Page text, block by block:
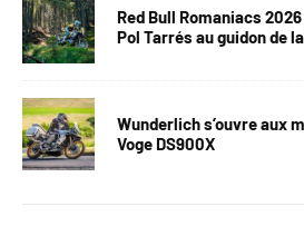
Red Bull Romaniacs
Pol Tarrés au guidon de
Wunderlich s’ouvre aux
Voge DS900X